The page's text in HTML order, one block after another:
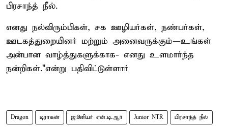
பிரசாந்த் நீல்.
எனது நல்விரும்பிகள், சக ஊழியர்கள், நண்பர்கள்,
ஊடகத்துறையினர் மற்றும் அனைவருக்கும்—உங்கள்
அன்பான வாழ்த்துகளுக்காக- எனது உளமார்ந்த
நன்றிகள்."என்று பதிவிட்டுள்ளார்
Dragon டிராகன் ஜூனியர் என்.டி.ஆர் Junior NTR பிரசாந்த் நீல்